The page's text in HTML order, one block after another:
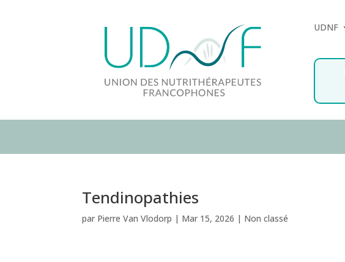
UDNF
Tendinopathies
par Pierre Van Vlodorp | Mar 15, 2026 | Non classé